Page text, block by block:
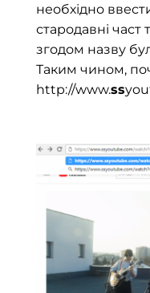
необхідно
стародавні част
згодом назву
Таким чином,
http://www.ss